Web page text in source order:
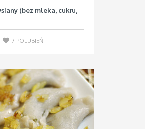
(bez mleka, cukru,
7 POLUBIEŃ